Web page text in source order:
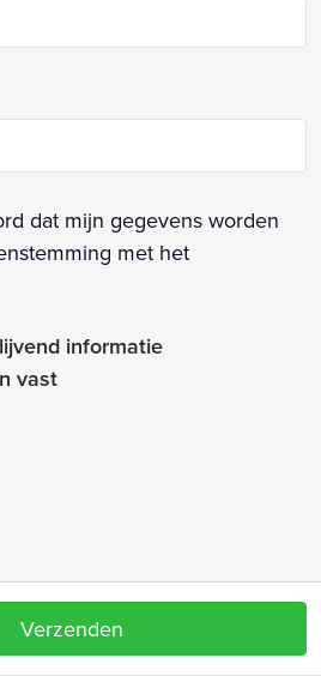
dat mijn gegevens worden
met het
informatie
vast
Verzenden